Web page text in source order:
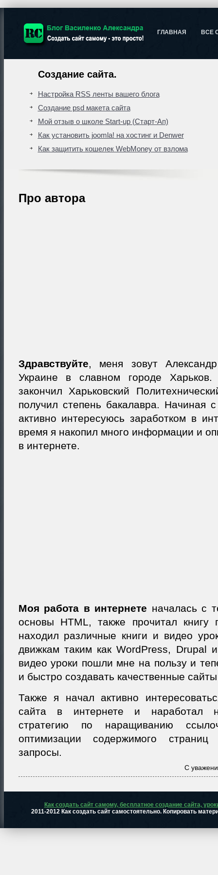
ВСЕ
ГЛАВНАЯ
Создание сайта.
Настройка RSS ленты вашего блога
Создание psd макета сайта
Мой отзыв о школе Start-up (Старт-Ап)
Как установить joomla! на хостинг и Denwer
Как защитить кошелек WebMoney от взлома
Про автора
Здравствуйте, меня зовут
Украине в славном городе
закончил Харьковский
получил степень бакалавра. Начиная
активно интересуюсь заработком в
время я накопил много информации и
в интернете.
Моя работа в интернете началась с
основы HTML, также прочитал
находил различные книги и видео
движкам таким как WordPress, Drupal
видео уроки пошли мне на пользу и
и быстро создавать качественные
Также я начал активно
сайта в интернете и наработал
стратегию по наращиванию
оптимизации содержимого
запросы.
С
Как создать сайт самому, бесплатное создание сайта,
2011-2012 Как создать сайт самостоятельно. Копировать